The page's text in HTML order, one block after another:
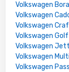
Volkswagen Bora
Volkswagen
Volkswagen
Volkswagen Golf
Volkswagen
Volkswagen
Volkswagen